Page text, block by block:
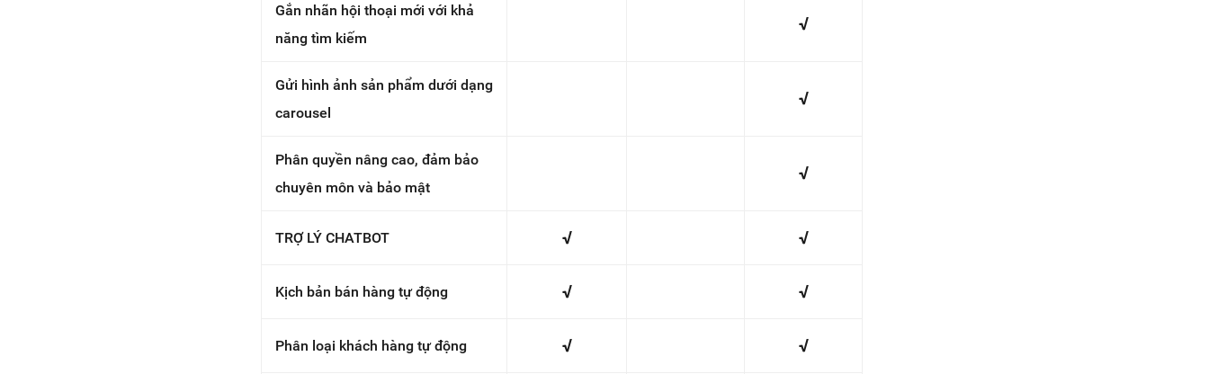
Gắn nhãn hội thoại mới với khả
năng tìm kiếm
√
Gửi hình ảnh sản phẩm dưới dạng
carousel
√
Phân quyền nâng cao, đảm bảo
chuyên môn và bảo mật
√
TRỢ LÝ CHATBOT √ √
Kịch bản bán hàng tự động √ √
Phân loại khách hàng tự động √ √